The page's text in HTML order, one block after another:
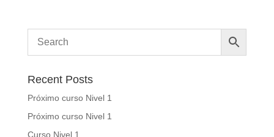
Recent Posts
Próximo curso Nivel 1
Próximo curso Nivel 1
Curso Nivel 1